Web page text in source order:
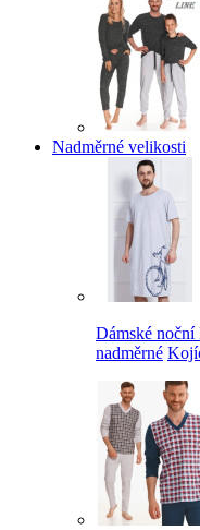
Nadměrné velikosti
Dámské noční
nadměrné